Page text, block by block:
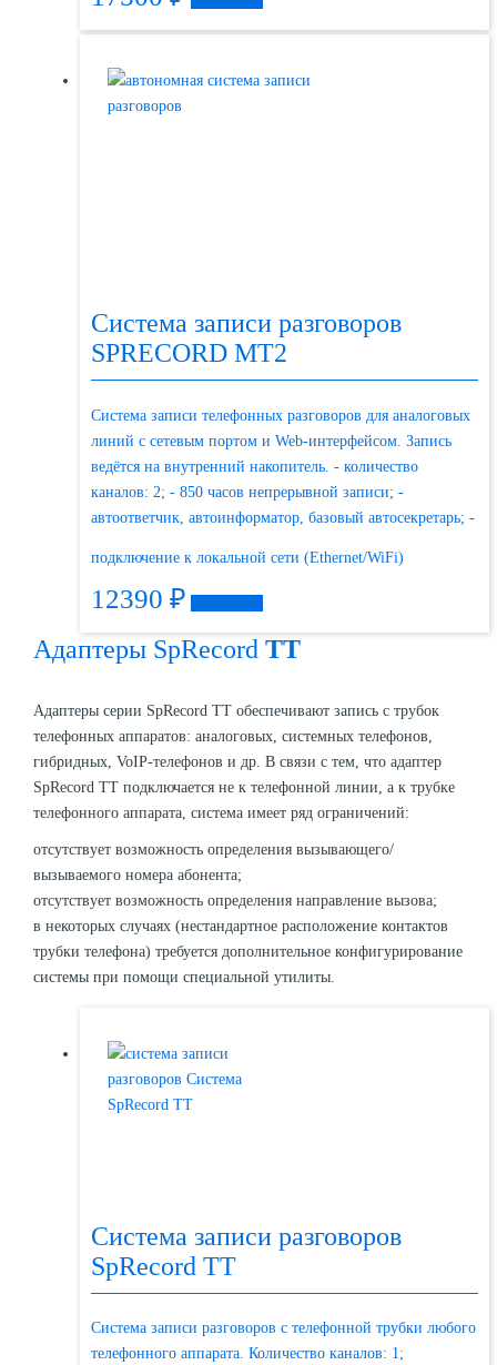
Система записи разговоров
SPRECORD MT2
Система записи телефонных разговоров для аналоговых
линий с сетевым портом и Web-интерфейсом. Запись
ведётся на внутренний накопитель. - количество
каналов: 2; - 850 часов непрерывной записи; -
автоответчик, автоинформатор, базовый автосекретарь; -
подключение к локальной сети (Ethernet/WiFi)
12390 ₽
Адаптеры SpRecord TT
Адаптеры серии SpRecord TT обеспечивают запись с трубок
телефонных аппаратов: аналоговых, системных телефонов,
гибридных, VoIP-телефонов и др. В связи с тем, что адаптер
SpRecord TT подключается не к телефонной линии, а к трубке
телефонного аппарата, система имеет ряд ограничений:
отсутствует возможность определения вызывающего/
вызываемого номера абонента;
отсутствует возможность определения направление вызова;
в некоторых случаях (нестандартное расположение контактов
трубки телефона) требуется дополнительное конфигурирование
системы при помощи специальной утилиты.
Система записи разговоров
SpRecord TT
Система записи разговоров с телефонной трубки любого
телефонного аппарата. Количество каналов: 1;